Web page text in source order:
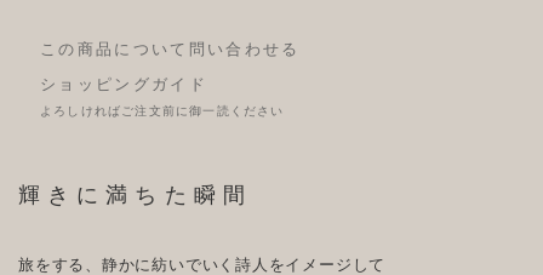
この商品について問い合わせる
ショッピングガイド
よろしければご注文前に御一読ください
輝きに満ちた瞬間
旅をする、静かに紡いでいく詩人をイメージして